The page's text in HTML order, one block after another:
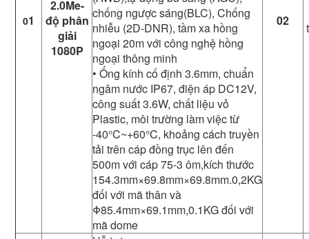
01
2.0Me-
độ phân
giải
1080P
chống ngược sáng(BLC), Chống
nhiễu (2D-DNR), tầm xa hồng
ngoại 20m với công nghệ hồng
ngoại thông minh
• Ống kính cố định 3.6mm, chuẩn
ngâm nước IP67, điện áp DC12V,
công suất 3.6W, chất liệu vỏ
Plastic, môi trường làm việc từ
-40°C~+60°C, khoảng cách truyền
tải trên cáp đồng trục lên đến
500m với cáp 75-3 ôm,kích thước
154.3mm×69.8mm×69.8mm.0,2KG
đối với mã thân và
Φ85.4mm×69.1mm,0.1KG đối với
mã dome
02